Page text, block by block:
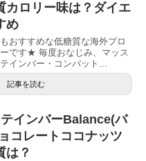
カロリー味は？ダイエ
め
おすすめな低糖質な海外プロ
です★ 毎度おなじみ、マッス
インバー・コンバット...
記事を読む
インバーBalance(バ
コレートココナッツ
は？